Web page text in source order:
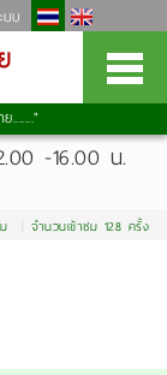
บบ
......."
-16.00 น.
จำนวนเข้าชม 128 ครั้ง